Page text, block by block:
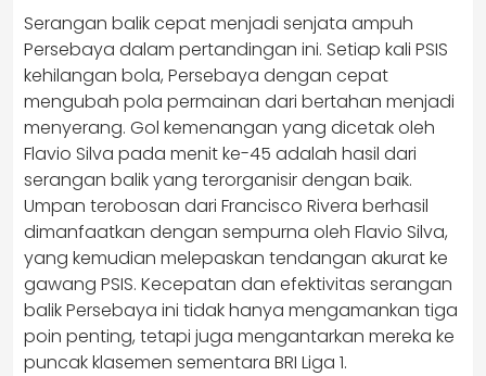
Serangan balik cepat menjadi senjata ampuh
Persebaya dalam pertandingan ini. Setiap kali PSIS
kehilangan bola, Persebaya dengan cepat
mengubah pola permainan dari bertahan menjadi
menyerang. Gol kemenangan yang dicetak oleh
Flavio Silva pada menit ke-45 adalah hasil dari
serangan balik yang terorganisir dengan baik.
Umpan terobosan dari Francisco Rivera berhasil
dimanfaatkan dengan sempurna oleh Flavio Silva,
yang kemudian melepaskan tendangan akurat ke
gawang PSIS. Kecepatan dan efektivitas serangan
balik Persebaya ini tidak hanya mengamankan tiga
poin penting, tetapi juga mengantarkan mereka ke
puncak klasemen sementara BRI Liga 1.